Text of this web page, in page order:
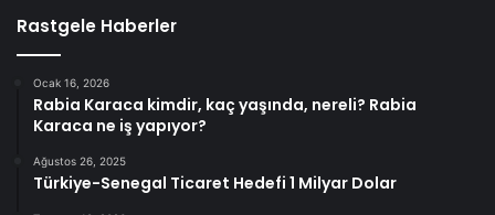
Rastgele Haberler
Ocak 16, 2026
Rabia Karaca kimdir, kaç yaşında, nereli? Rabia
Karaca ne iş yapıyor?
Ağustos 26, 2025
Türkiye-Senegal Ticaret Hedefi 1 Milyar Dolar